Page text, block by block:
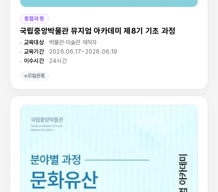
종합과정
국립중앙박물관 뮤지엄 아카데미 제8기 기초 과정
교육대상
박물관·미술관 재직자
교육기간
2026.06.17~2026.06.19
이수시간
24시간
모집완료